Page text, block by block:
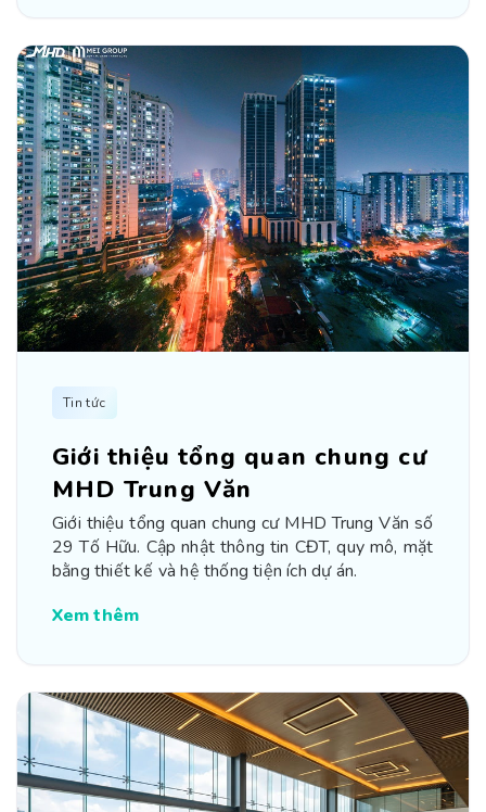
Tin tức
Giới thiệu tổng quan chung cư
MHD Trung Văn
Giới thiệu tổng quan chung cư MHD Trung Văn số
29 Tố Hữu. Cập nhật thông tin CĐT, quy mô, mặt
bằng thiết kế và hệ thống tiện ích dự án.
Xem thêm